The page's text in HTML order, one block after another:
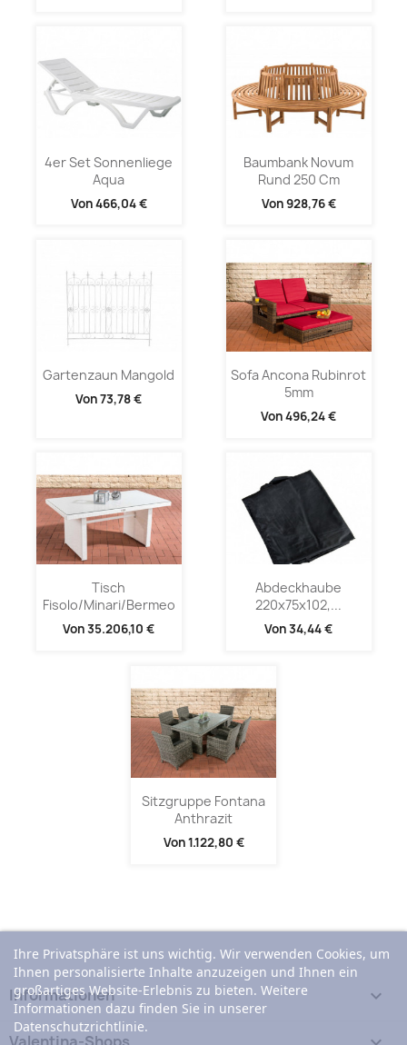
4er Set Sonnenliege
Aqua
Von466,04 €
Baumbank Novum
Rund 250 Cm
Von928,76 €
Gartenzaun Mangold
Von73,78 €
Sofa Ancona Rubinrot
5mm
Von496,24 €
Tisch
Fisolo/Minari/Bermeo
Von35.206,10 €
Abdeckhaube
220x75x102,...
Von34,44 €
Sitzgruppe Fontana
Anthrazit
Von1.122,80 €
Informationen 
Ihre Privatsphäre ist uns wichtig. Wir verwenden Cookies, um
Ihnen personalisierte Inhalte anzuzeigen und Ihnen ein
großartiges Website-Erlebnis zu bieten. Weitere
Informationen dazu finden Sie in unserer
Datenschutzrichtlinie.